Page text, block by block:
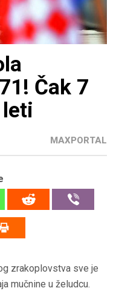
Čak 7
MAXPORTAL
zrakoplovstva sve je
mučnine u želudcu.